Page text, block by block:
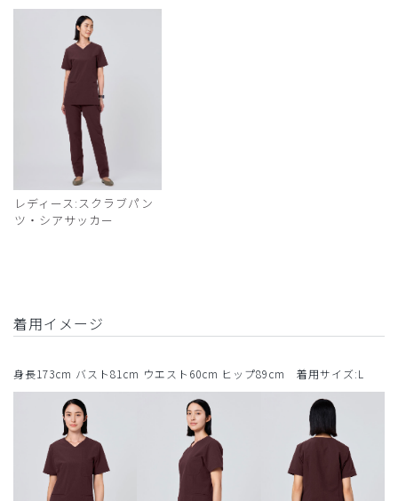
レディース:スクラブパン
ツ・シアサッカー
着用イメージ
身長173cm バスト81cm ウエスト60cm ヒップ89cm 着用サイズ:L